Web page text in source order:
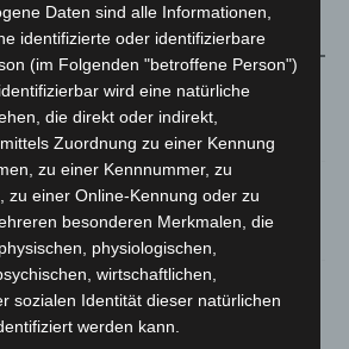
Barbara-Susann Mehring zeigt ihre
Wein-Depot Isernhagen
startet zwischen Hannover-West
kehren nach
Spanien zurück
Daten sind alle Informationen,
identifizierte oder identifizierbare
(im Folgenden "betroffene Person")
wird eine natürliche
die direkt oder indirekt,
Zuordnung zu einer Kennung
zu einer Kennnummer, zu
zu einer Online-Kennung oder zu
besonderen Merkmalen, die
physiologischen,
wirtschaftlichen,
sozialen Identität dieser natürlichen
werden kann.